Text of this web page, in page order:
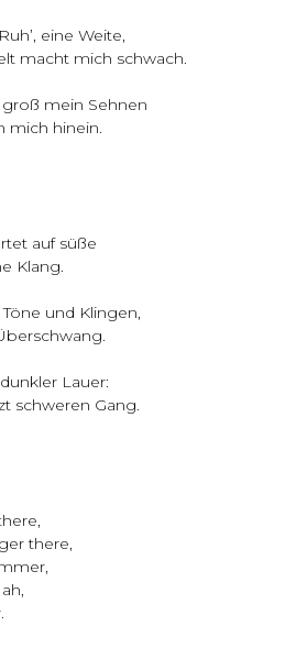
eine Weite,
macht mich schwach.
mein Sehnen
mich hinein.
auf süße
Klang.
und Klingen,
Lauer:
schweren Gang.
there,